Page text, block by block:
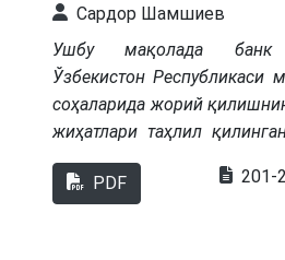
таъминлаш
Тадқиқот натижалари
рақамли иқтисодиёт
тайёрлаш,
такомиллаштириш, давлат
тадбиркорликни
рақамли инклюзияни
Сардор Шамшиев
Ушбу мақолада банк
Ўзбекистон Республикаси
соҳаларида жорий
жиҳатлари таҳлил
бизнесида рақамли
ривожлантириш
PDF 201-